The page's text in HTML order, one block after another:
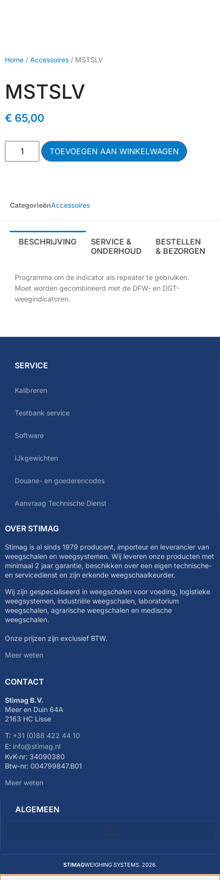
Home / Accessoires / MSTSLV
MSTSLV
€ 65,00
TOEVOEGEN AAN WINKELWAGEN
CategorieënAccessoires
BESCHRIJVING
SERVICE &
ONDERHOUD
BESTELLEN
& BEZORGEN
Programma om de indicator als repeater te gebruiken.
Moet worden gecombineerd met de DFW- en DGT-
weegindicatoren.
SERVICE
Kalibreren
Testbank service
Software
IJkgewichten
Douane- en goederencodes
Aanvraag Technische Dienst
OVER STIMAG
Stimag is al sinds 1979 producent, importeur en leverancier van
weegschalen en weegsystemen. Wij leveren onze producten met
minimaal 2 jaar garantie, beschikken over een eigen technische-
en servicedienst en zijn erkende weegschaalkeurder.
Wij zijn gespecialiseerd in weegschalen voor voeding, logistieke
weegsystemen, industriële weegschalen, laboratorium
weegschalen, agrarische weegschalen en medische
weegschalen.
Onze prijzen zijn exclusief BTW.
Meer weten
CONTACT
Stimag B.V.
Meer en Duin 64A
2163 HC Lisse
T: +31 (0)88 422 44 10
E: info@stimag.nl
KvK-nr: 34090380
Btw-nr: 004799847.B01
Meer weten
ALGEMEEN
STIMAGWEIGHING SYSTEMS. 2026.